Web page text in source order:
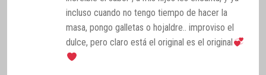
incluso cuando no tengo tiempo de hacer la
masa, pongo galletas o hojaldre.. improviso el
dulce, pero claro está el original es el original